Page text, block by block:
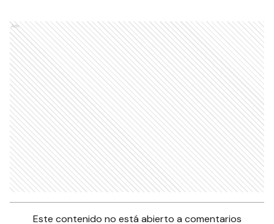
Ads
Este contenido no está abierto a comentarios